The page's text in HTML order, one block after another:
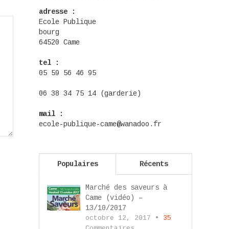
adresse :
Ecole Publique
bourg
64520 Came
tel :
05 59 56 46 95
06 38 34 75 14 (garderie)
mail :
ecole-publique-came@wanadoo.fr
Populaires Récents
Marché des saveurs à
Came (vidéo) –
13/10/2017
octobre 12, 2017 • 35